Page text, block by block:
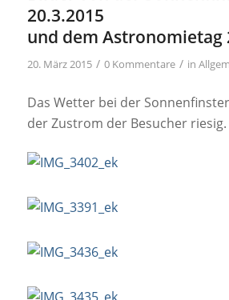
20.3.2015
und dem Astronomietag
20. März 2015 / 0 Kommentare / in
Das Wetter bei der
der Zustrom der Besucher riesig.